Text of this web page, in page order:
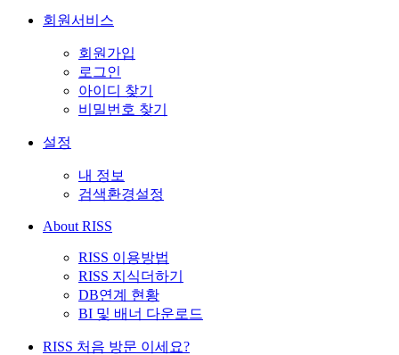
회원서비스
회원가입
로그인
아이디 찾기
비밀번호 찾기
설정
내 정보
검색환경설정
About RISS
RISS 이용방법
RISS 지식더하기
DB연계 현황
BI 및 배너 다운로드
RISS 처음 방문 이세요?